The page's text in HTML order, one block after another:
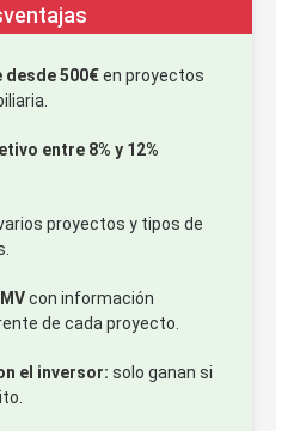
desde 500€en proyectos
entre 8% y 12%
proyectos y tipos de
con información
de cada proyecto.
el inversor: solo ganan si